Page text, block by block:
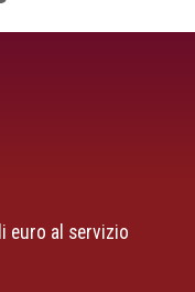
euro al servizio